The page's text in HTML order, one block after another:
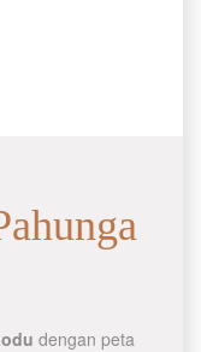
dengan peta